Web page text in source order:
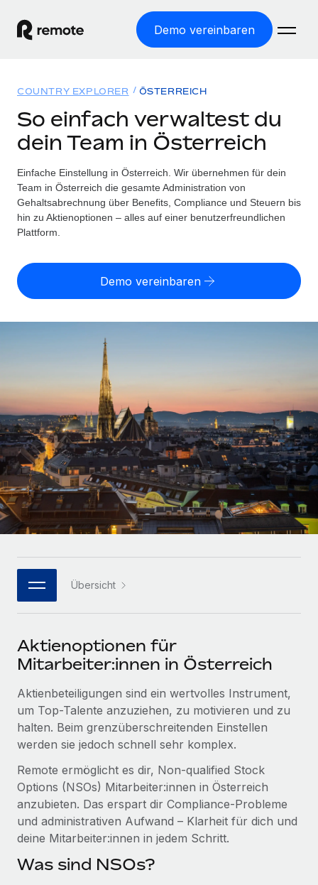
Demo vereinbaren
WELTWEITE BESCHÄFTIGUNG
Globale Payroll
Einfache, rechtssicher Payroll
Employer of Record
Weltweites Wachstum ohne Kosten für Niederlassungen
Contractor of Record
Rechtssichere, weltweite Arbeit mit Freelancer:innen
Globales Onboarding und Verwalten von
Freelancer:innen
Auslagern von komplexen HR-Aufgaben
INFRASTRUKTUR
Remote Embedded
Nahtlose Integration der HR in bestehende Abläufe
Plattform
Integrierte HR-Kernfunktionen für dein Team
MCP
Integrationen
Tools
DIENSTLEISTUNGEN
Frag unsere Expert:innen
Hilfe von Expert:innen für globale HR & Compliance
Background-Checks
Einfacheres Bewerber:innen-Screening
Compliance Watchtower
Lückenlose Compliance
Geräteverwaltung
Lösungen
WELTWEITE ABDECKUNG
Country Explorer
Länderspezifische Unterstützung bei der Einstellung
Einfache Einstellung in allen US-Bundesstaaten
WACHSTUMSPHASE
Agile HR- und Payroll-Lösungen für wachsende
Unternehmen
Mittelstand
Maßgeschneiderte HR-Lösungen, um Teams zu
vergrößern
Enterprise
Globale HR für Konzerne und Großunternehmen
PARTNER WERDEN
Flexible Einbettung von Global-HR-Funktionen in deine
Partner werden
Remote Build
Beratung zu Integrationen und KI-Automatisierung
FALLSTUDIEN
So hat der KI-Vorreiter Weaviate sein Team mit
Remote um 120 % vergrößert
Weaviate auf einen Blick Weaviate entwickelt KI-basierte
Ressourcen
TOOLS UND RECHNER
Scheinselbstständigkeitsrisiko berechnen
Personalkostenrechner
Honorarzahlungen berechnen
Informationen zu möglichen Währungen und
Abwicklungsfristen für globale Freelancer:innen
LERNEN MIT REMOTE
Forschung und Leitfäden
Fallstudien
HR-Glossar
Bibliothek für Stellenbeschreibungen
Webinare
Events
Newsroom
Informationen zu Gehältern und Qualifikationen
Insights Center
Alle Ressourcen anzeigen
BLOG
Globale Payroll
Preise
Deutsch
Español
Italiano
Português (Portugal)
한국어
COUNTRY EXPLORER ÖSTERREICH
So einfach verwaltest du
dein Team in Österreich
Einfache Einstellung in Österreich. Wir übernehmen für dein
Team in Österreich die gesamte Administration von
Gehaltsabrechnung über Benefits, Compliance und Steuern bis
hin zu Aktienoptionen – alles auf einer benutzerfreundlichen
Plattform.
Demo vereinbaren
Übersicht
Aktienoptionen für
Mitarbeiter:innen in Österreich
Aktienbeteiligungen sind ein wertvolles Instrument,
um Top-Talente anzuziehen, zu motivieren und zu
halten. Beim grenzüberschreitenden Einstellen
werden sie jedoch schnell sehr komplex.
Remote ermöglicht es dir, Non-qualified Stock
Options (NSOs) Mitarbeiter:innen in Österreich
anzubieten. Das erspart dir Compliance-Probleme
und administrativen Aufwand – Klarheit für dich und
deine Mitarbeiter:innen in jedem Schritt.
Was sind NSOs?